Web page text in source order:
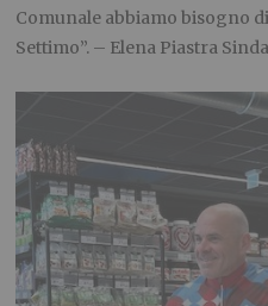
Comunale abbiamo bisogno
Settimo”. – Elena Piastra